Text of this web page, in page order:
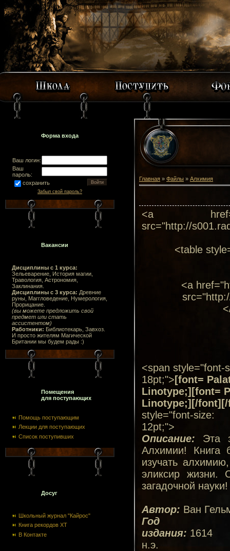
Форма входа
Ваш логин:
Ваш
пароль:
сохранить
Забыл свой пароль?
Вакансии
Дисциплины с 1 курса:
Зельеварение, История магии,
Травология, Астрономия,
Заклинания.
Дисциплины с 3 курса: Древние
руны, Маггловедение, Нумерология,
Прорицание.
(вы можете предложить свой
предмет или стать
ассистентом)
Работники: Библиотекарь, Завхоз.
И просто жителям Магической
Британии мы будем рады :)
Помещения
для поступающих
Помощь поступающим
Лекции для поступающих
Список поступивших
Досуг
Школьный журнал "Кайрос"
Книга рекордов ХТ
В Контакте
Главная » Файлы » Алхимия
<a
src="http://
<table
<a
<span style="font-
18pt;">[font=
Linotype;][font=
Linotype;][/
style="font-size:
12pt;">
Описание: Эта
Алхимии! Книга
изучать
эликсир жизни.
загадочной науки!
Автор: Ван
Год
издания: 1614
н.э.